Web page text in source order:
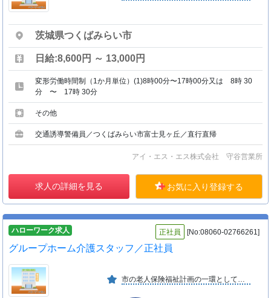
茨城県つくばみらい市
日給:8,600円 ～ 13,000円
変形労働時間制（1か月単位）(1)8時00分〜17時00分又は 8時 30
分 〜 17時 30分
その他
交通誘導警備員／つくばみらい市富士見ヶ丘／直行直帰
アイ・エス・エス株式会社 守谷営業所
求人の詳細を見る お気に入り登録する
ハローワーク求人 正社員 [No:08060-02766261]
グループホーム介護スタッフ／正社員
市の老人保険福祉計画の一環として平成７年１０月に開設しました最適のケア・最適のサービスを提供し、心の触れ合いを感じられる豊かなホームの実現に努力しております